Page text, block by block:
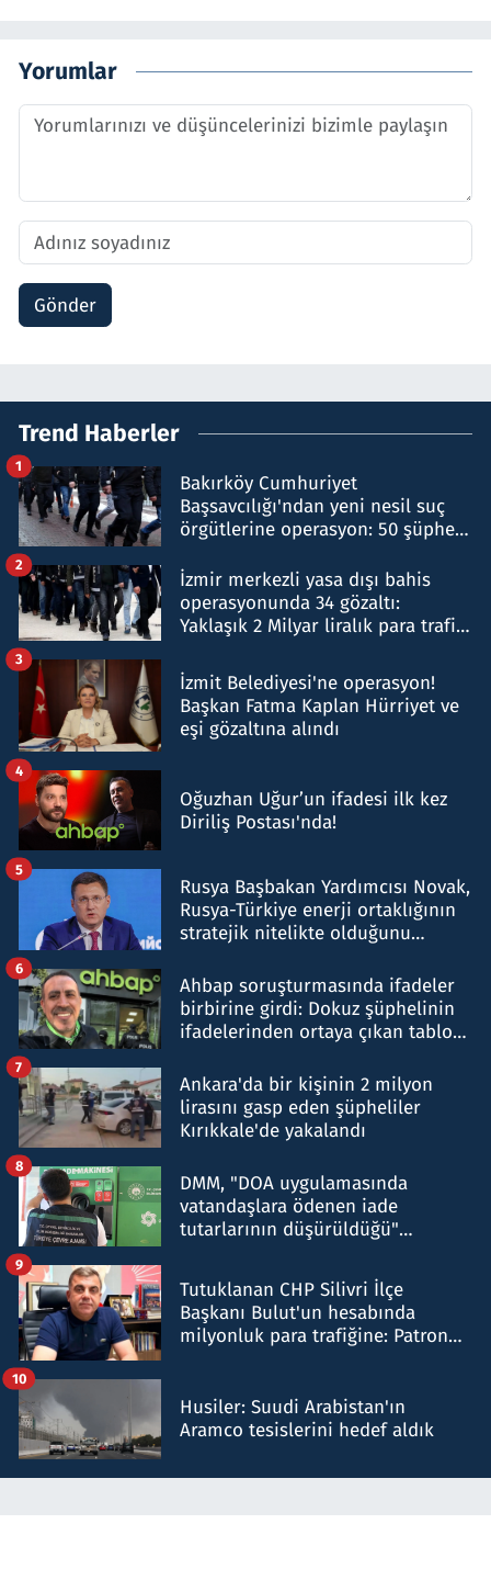
Yorumlar
Gönder
Trend Haberler
Bakırköy Cumhuriyet
Başsavcılığı'ndan yeni nesil suç
örgütlerine operasyon: 50 şüpheli
1
İzmir merkezli yasa dışı bahis
operasyonunda 34 gözaltı:
Yaklaşık 2 Milyar liralık para trafiği
2
İzmit Belediyesi'ne operasyon!
Başkan Fatma Kaplan Hürriyet ve
eşi gözaltına alındı
3
Oğuzhan Uğur’un ifadesi ilk kez
Diriliş Postası'nda!
4
Rusya Başbakan Yardımcısı Novak,
Rusya-Türkiye enerji ortaklığının
stratejik nitelikte olduğunu
5
Ahbap soruşturmasında ifadeler
birbirine girdi: Dokuz şüphelinin
ifadelerinden ortaya çıkan tablo
6
Ankara'da bir kişinin 2 milyon
lirasını gasp eden şüpheliler
Kırıkkale'de yakalandı
7
DMM, "DOA uygulamasında
vatandaşlara ödenen iade
tutarlarının düşürüldüğü"
8
Tutuklanan CHP Silivri İlçe
Başkanı Bulut'un hesabında
milyonluk para trafiğine: Patron
9
Husiler: Suudi Arabistan'ın
Aramco tesislerini hedef aldık
10